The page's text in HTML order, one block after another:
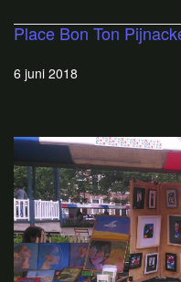
Place Bon Ton
6 juni 2018